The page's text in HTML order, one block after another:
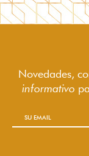
Novedades,
informativo